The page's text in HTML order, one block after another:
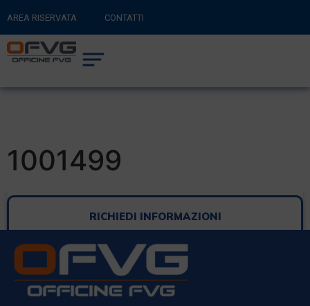
AREA RISERVATA CONTATTI
RITORNA AL SITO PRINCIPALE
CARRELLO
1001499
RICHIEDI INFORMAZIONI